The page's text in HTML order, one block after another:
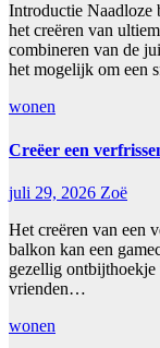
Introductie Naadloze
het creëren van
combineren van de
het mogelijk om een
wonen
Creëer een
juli 29, 2026 Zoë
Het creëren van een
balkon kan een
gezellig ontbijthoekje
vrienden…
wonen